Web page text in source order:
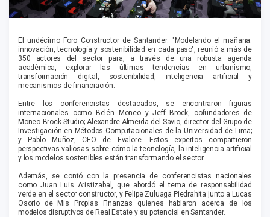
El undécimo Foro Constructor de Santander: "Modelando el mañana:
innovación, tecnología y sostenibilidad en cada paso", reunió a más de
350 actores del sector para, a través de una robusta agenda
académica, explorar las últimas tendencias en urbanismo,
transformación digital, sostenibilidad, inteligencia artificial y
mecanismos de financiación.
Entre los conferencistas destacados, se encontraron figuras
internacionales como Belén Moneo y Jeff Brock, cofundadores de
Moneo Brock Studio; Alexandre Almeida del Savio, director del Grupo de
Investigación en Métodos Computacionales de la Universidad de Lima;
y Pablo Muñoz, CEO de Evalore. Estos expertos compartieron
perspectivas valiosas sobre cómo la tecnología, la inteligencia artificial
y los modelos sostenibles están transformando el sector.
Además, se contó con la presencia de conferencistas nacionales
como Juan Luis Aristizabal, que abordó el tema de responsabilidad
verde en el sector constructor, y Felipe Zuluaga Piedrahita junto a Lucas
Osorio de Mis Propias Finanzas quienes hablaron acerca de los
modelos disruptivos de Real Estate y su potencial en Santander.